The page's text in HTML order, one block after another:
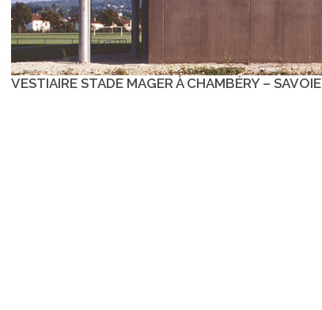
VESTIAIRE STADE MAGER À CHAMBÉRY – SAVOIE